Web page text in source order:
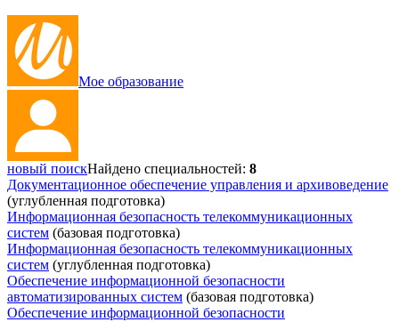
Мое образование
новый поискНайдено специальностей: 8
Документационное обеспечение управления и архивоведение
(углубленная подготовка)
Информационная безопасность телекоммуникационных
систем (базовая подготовка)
Информационная безопасность телекоммуникационных
систем (углубленная подготовка)
Обеспечение информационной безопасности
автоматизированных систем (базовая подготовка)
Обеспечение информационной безопасности